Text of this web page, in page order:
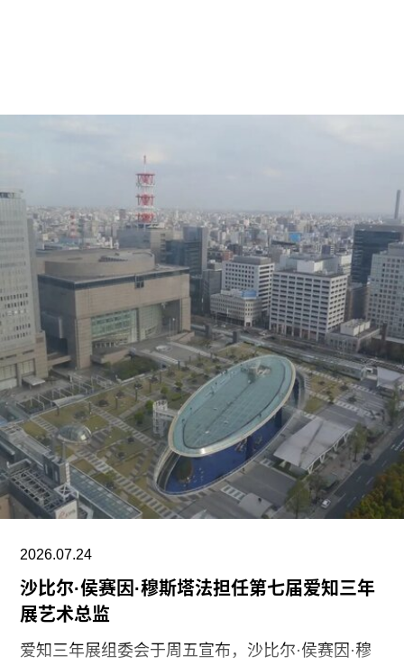
生河（Klang River）交汇处。美术馆将利用经过改
该机构由律师尚蒂·坎迪亚（Shanthi Kandiah）与
私募股权投资人布拉马尔·瓦苏德万（Brahmal
Vasudevan）共同创立，并由两人于2010年成立的
马来西亚非营利组织Creador Foundation负责运
营。
在新职位上，Yee将运用其策划现当代艺术展览的
丰富经验，负责Muara Arts的展览规划、空间布局
及整体艺术发展方向。11月1日，Muara Arts将以
群展“东南亚艺术 A-Z：一部批判性词典”（A–Z of
Southeast Asian Art: A Critical Dictionary） 正式向
公众开放。展览将汇集40余位艺术家的作品，涵盖
纺织、装置、影像、绘画、雕塑等多种创作媒介。
2026.07.24
沙比尔·侯赛因·穆斯塔法担任第七届爱知三年
展艺术总监
爱知三年展组委会于周五宣布，沙比尔·侯赛因·穆